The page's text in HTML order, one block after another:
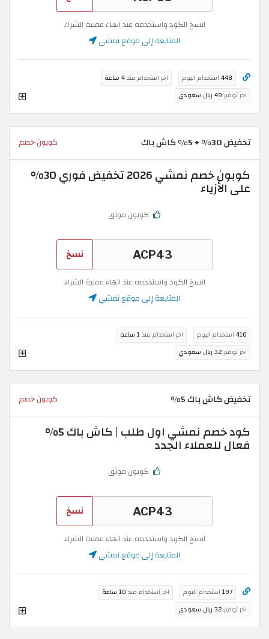
انسخ الكود واستخدمه عند انهاء عملية الشراء
المتابعة إلى موقع نمشي
448 استخدام اليوم اخر استخدام منذ4 ساعة
اخر توفير 49 ريال سعودي
تخفيض 30% + 5% كاش باك كوبون خصم
كوبون خصم نمشي 2026 تخفيض فوري 30%
على الأزياء
كوبون موثق
نسخ
انسخ الكود واستخدمه عند انهاء عملية الشراء
المتابعة إلى موقع نمشي
416 استخدام اليوم اخر استخدام منذ1 ساعة
اخر توفير 32 ريال سعودي
تخفيض كاش باك 5% كوبون خصم
كود خصم نمشي اول طلب | كاش باك 5%
فعال للعملاء الجدد
كوبون موثق
نسخ
انسخ الكود واستخدمه عند انهاء عملية الشراء
المتابعة إلى موقع نمشي
197 استخدام اليوم اخر استخدام منذ 10 ساعة
اخر توفير 32 ريال سعودي